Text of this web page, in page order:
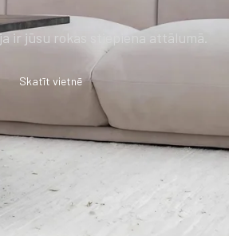
ir jūsu rokas stiepiena attālumā.
Skatīt vietnē